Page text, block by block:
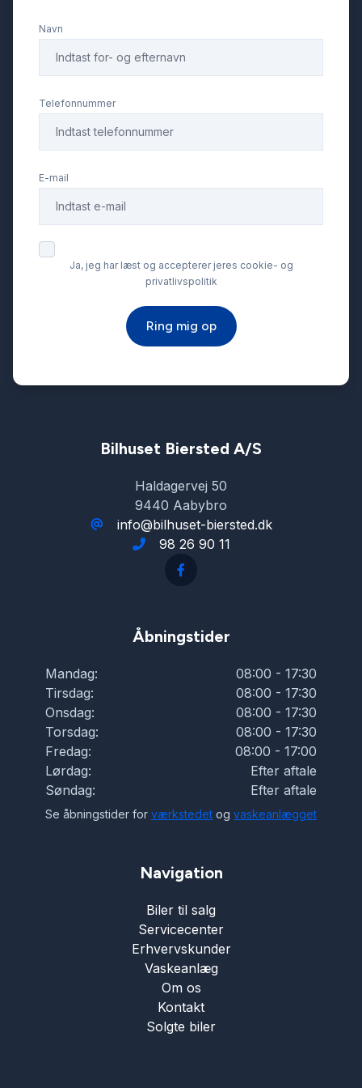
Infocenter
Kørecomputer
LED kørelys
Læderrat
Musikstreaming via bluetooth
Service OK
Sædevarme
Tagræling
Tonede ruder
Navn
Telefonnummer
E-mail
Ja, jeg har læst og accepterer jeres cookie- og
privatlivspolitik
Ring mig op
Bilhuset Biersted A/S
Haldagervej 50
9440 Aabybro
info@bilhuset-biersted.dk
98 26 90 11
Åbningstider
Mandag:
08:00 - 17:30
Tirsdag:
08:00 - 17:30
Onsdag:
08:00 - 17:30
Torsdag:
08:00 - 17:30
Fredag:
08:00 - 17:00
Lørdag:
Efter aftale
Søndag:
Efter aftale
Se åbningstider for værkstedet og vaskeanlægget
Navigation
Biler til salg
Servicecenter
Erhvervskunder
Vaskeanlæg
Om os
Kontakt
Solgte biler